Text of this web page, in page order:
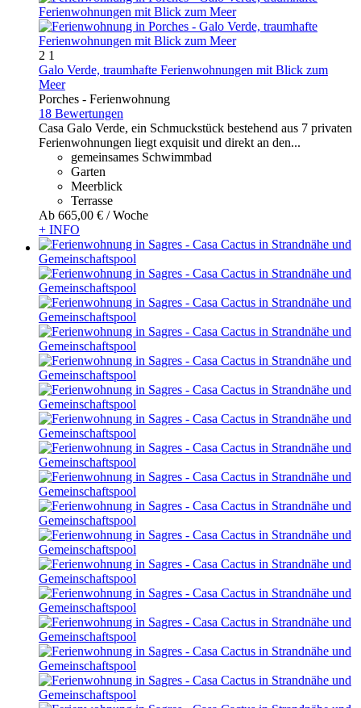
2 1
Galo Verde, traumhafte Ferienwohnungen mit Blick zum
Meer
Porches - Ferienwohnung
18 Bewertungen
Casa Galo Verde, ein Schmuckstück bestehend aus 7 privaten
Ferienwohnungen liegt exquisit und direkt an den...
gemeinsames Schwimmbad
Garten
Meerblick
Terrasse
Ab 665,00 € / Woche
+ INFO